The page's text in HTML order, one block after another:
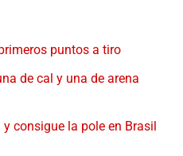
puntos a tiro
de cal y una de arena
consigue la pole en Brasil